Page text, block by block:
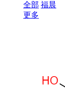
全部 福晨
更多